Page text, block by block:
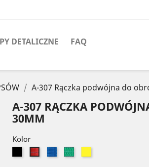
DETALICZNE FAQ
A-307 Rączka podwójna do
A-307 RĄCZKA
30MM
Kolor
CzarnyCzerwony
NiebieskiZielony